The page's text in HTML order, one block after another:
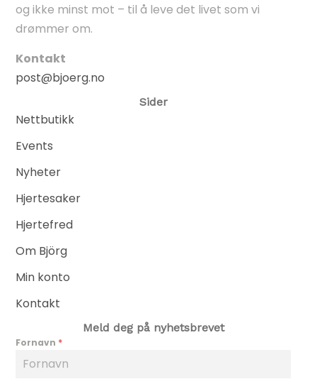
og ikke minst mot – til å leve det livet som vi
drømmer om.
Kontakt
post@bjoerg.no
Sider
Nettbutikk
Events
Nyheter
Hjertesaker
Hjertefred
Om Björg
Min konto
Kontakt
Meld deg på nyhetsbrevet
Fornavn *